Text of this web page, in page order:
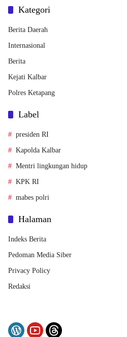
Kategori
Berita Daerah
Internasional
Berita
Kejati Kalbar
Polres Ketapang
Label
presiden RI
Kapolda Kalbar
Mentri lingkungan hidup
KPK RI
mabes polri
Halaman
Indeks Berita
Pedoman Media Siber
Privacy Policy
Redaksi